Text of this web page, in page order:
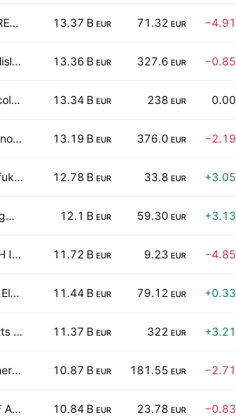
SCREEN Holdings Co., Ltd 13.37 B EUR 71.32 EUR
Carlisle Companies Incorporated 13.36 B EUR 327.6 EUR
Lincoln Electric Holdings, Inc. 13.34 B EUR 238 EUR
Lennox International Inc. 13.19 B EUR 376.0 EUR
Daifuku Co., Ltd. 12.78 B EUR 33.8 EUR
BorgWarner Inc. 12.1 B EUR 59.30 EUR
CNH Industrial NV 11.72 B EUR 9.23 EUR
Fuji Electric Co., Ltd. 11.44 B EUR 79.12 EUR
Watts Water Technologies, Inc. Class A 11.37 B EUR 322 EUR
Generac Holdings Inc. 10.87 B EUR 181.55 EUR
SKF AB Class B 10.84 B EUR 23.78 EUR